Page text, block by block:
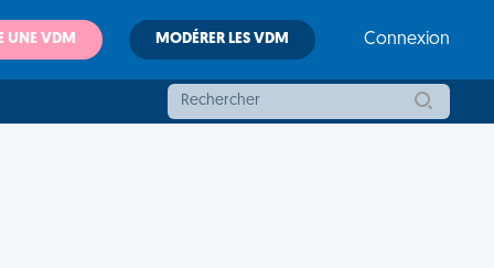
UNE VDM MODÉRER LES VDM Connexion